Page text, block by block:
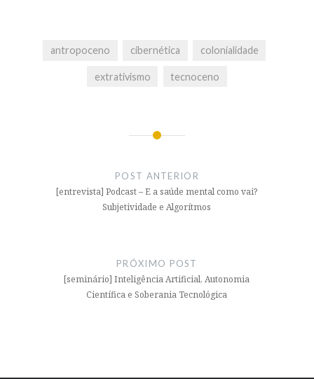
antropoceno cibernética colonialidade
extrativismo tecnoceno
POST ANTERIOR
[entrevista] Podcast – E a saúde mental como vai?
Subjetividade e Algorítmos
PRÓXIMO POST
[seminário] Inteligência Artificial, Autonomia
Científica e Soberania Tecnológica